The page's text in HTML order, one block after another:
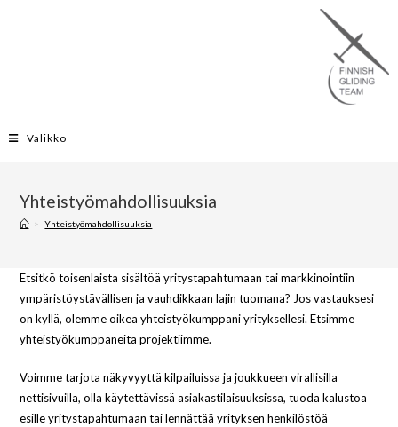
Valikko
Yhteistyömahdollisuuksia
> Yhteistyömahdollisuuksia
Etsitkö toisenlaista sisältöä yritystapahtumaan tai markkinointiin
ympäristöystävällisen ja vauhdikkaan lajin tuomana? Jos vastauksesi
on kyllä, olemme oikea yhteistyökumppani yrityksellesi. Etsimme
yhteistyökumppaneita projektiimme.
Voimme tarjota näkyvyyttä kilpailuissa ja joukkueen virallisilla
nettisivuilla, olla käytettävissä asiakastilaisuuksissa, tuoda kalustoa
esille yritystapahtumaan tai lennättää yrityksen henkilöstöä